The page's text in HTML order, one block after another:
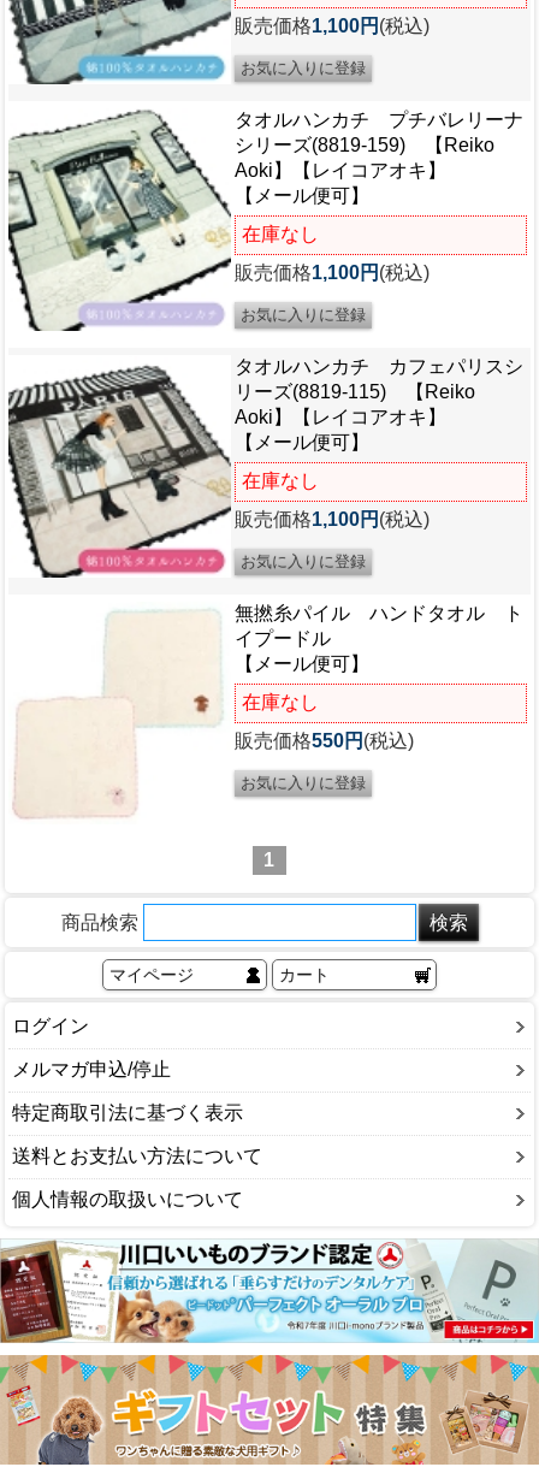
販売価格1,100円 (税込)
タオルハンカチ プチバレリーナ
シリーズ(8819-159) 【Reiko
Aoki】【レイコアオキ】
【メール便可】
在庫なし
販売価格1,100円 (税込)
タオルハンカチ カフェパリスシ
リーズ(8819-115) 【Reiko
Aoki】【レイコアオキ】
【メール便可】
在庫なし
販売価格1,100円 (税込)
無撚糸パイル ハンドタオル ト
イプードル
【メール便可】
在庫なし
販売価格550円 (税込)
1
商品検索
マイページ カート
ログイン
メルマガ申込/停止
特定商取引法に基づく表示
送料とお支払い方法について
個人情報の取扱いについて